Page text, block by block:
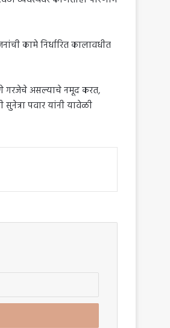
कामे निर्धारित कालावधीत
गरजेचे असल्याचे नमूद करत,
पवार यांनी यावेळी